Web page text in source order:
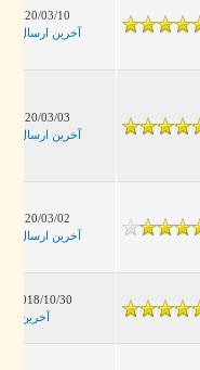
2020/03/10، 07:33 PM
آخرین ارسال :
2020/03/03، 07:23 PM
آخرین ارسال :
2020/03/02، 11:09 PM
آخرین ارسال :
2018/10/30، 02:05 AM
آخرین ارسال